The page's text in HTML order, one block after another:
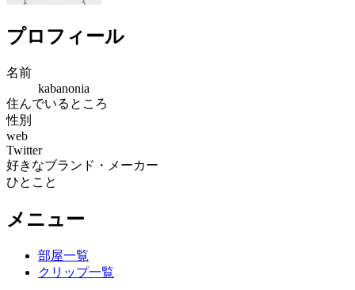
プロフィール
名前
kabanonia
住んでいるところ
性別
web
Twitter
好きなブランド・メーカー
ひとこと
メニュー
部屋一覧
クリップ一覧